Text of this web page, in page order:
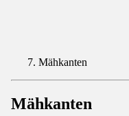
Mähkanten
Mähkanten